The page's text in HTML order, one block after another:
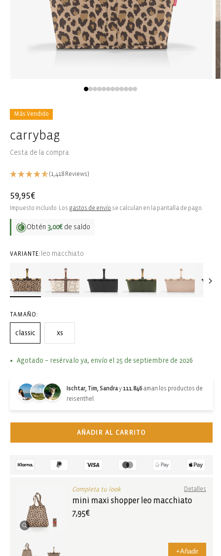
en
una
modal
Más Vendido
carrybag
Cesta de la compra
(1,418 Reviews)
Precio
habitual
59,95€
Impuesto incluido. Los gastos de envío se calculan en la pantalla de pago.
Obtén 3,00€ de saldo
VARIANTE: leo macchiato
TAMAÑO:
classic xs
Agotado – resérvalo ya, envío el 25 de septiembre de 2026
Ischtar, Tim, Sandray 111.846 aman los productos de
reisenthel.
AÑADIR AL CARRITO
Completa tu look Detalles
mini maxi shopper leo macchiato
7,95€
+Añadir